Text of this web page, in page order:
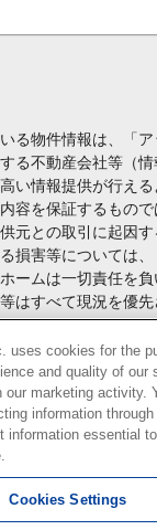
る物件情報は、「
る不動産会社等（
い情報提供が行え
容を保証するもの
元との取引に起因
損害等については
ームは一切責任を負
はすべて現況を優先
資金調達等を含み
情報提供元より十
ください。
のご掲載、その他不
社様のお問合せはこ
uses cookies for the
and quality of our
our marketing activity.
information
information essential
Cookies Settings